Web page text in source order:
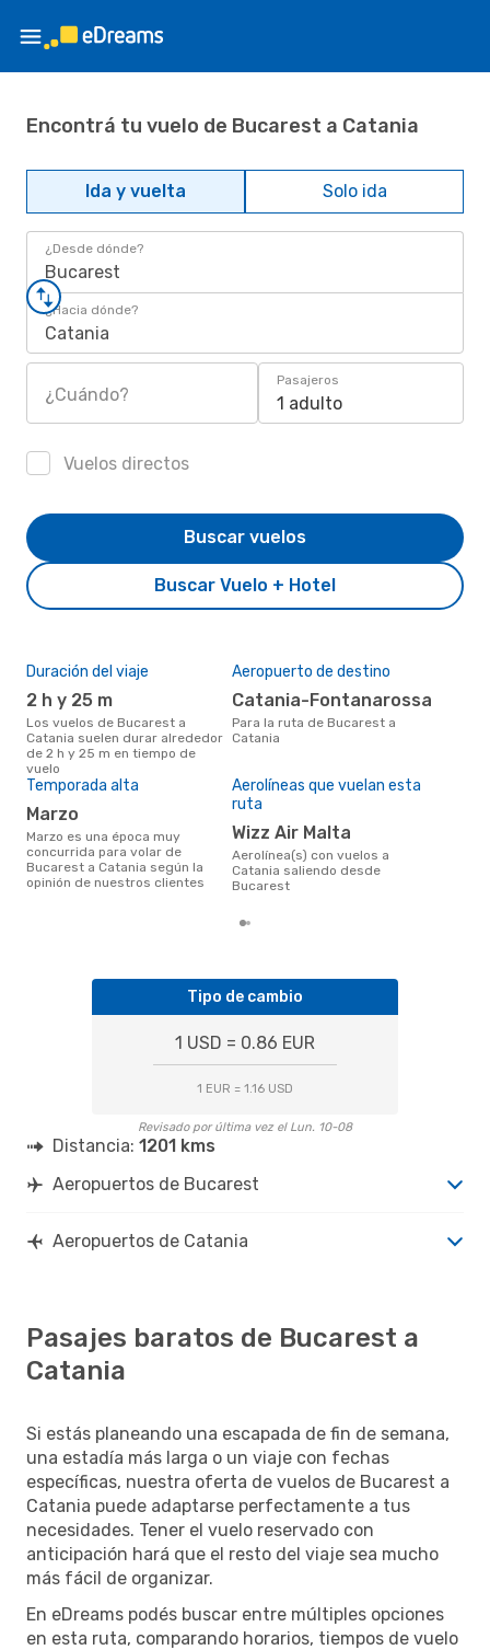
Encontrá tu vuelo de Bucarest a Catania
Ida y vuelta Solo ida
¿Desde dónde?
Bucarest
¿Hacia dónde?
Catania
¿Cuándo?
Pasajeros
1 adulto
Vuelos directos
Buscar Vuelo + Hotel
Buscar vuelos
Duración del viaje
2 h y 25 m
Los vuelos de Bucarest a
Catania suelen durar alrededor
de 2 h y 25 m en tiempo de
vuelo
Aeropuerto de destino
Catania-Fontanarossa
Para la ruta de Bucarest a
Catania
Temporada alta
marzo
marzo es una época muy
concurrida para volar de
Bucarest a Catania según la
opinión de nuestros clientes
Aerolíneas que vuelan esta
ruta
Wizz Air Malta
Aerolínea(s) con vuelos a
Catania saliendo desde
Bucarest
Tipo de cambio
1 USD = 0.86 EUR
1 EUR = 1.16 USD
Revisado por última vez el Lun. 10-08
Distancia: 1201 kms
Aeropuertos de Bucarest
Aeropuertos de Catania
Pasajes baratos de Bucarest a
Catania
Si estás planeando una escapada de fin de semana,
una estadía más larga o un viaje con fechas
específicas, nuestra oferta de vuelos de Bucarest a
Catania puede adaptarse perfectamente a tus
necesidades. Tener el vuelo reservado con
anticipación hará que el resto del viaje sea mucho
más fácil de organizar.
En eDreams podés buscar entre múltiples opciones
en esta ruta, comparando horarios, tiempos de vuelo